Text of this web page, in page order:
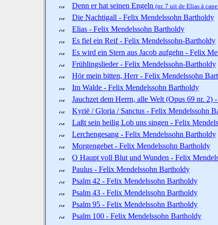
Denn er hat seinen Engeln (nr. 7 uit de Elias à
Die Nachtigall - Felix Mendelssohn Bartholdy
Elias - Felix Mendelssohn Bartholdy
Es fiel ein Reif - Felix Mendelssohn-Bartholdy
Es wird ein Stern aus Jacob aufgehn - Felix
Frühlingslieder - Felix Mendelssohn-Bartholdy
Hör mein bitten, Herr - Felix Mendelssohn
Im Walde - Felix Mendelssohn Bartholdy
Jauchzet dem Herrn, alle Welt (Opus 69 nr. 2)
Kyrië / Gloria / Sanctus - Felix Mendelssohn
Laßt sein heilig Lob uns singen - Felix
Lerchengesang - Felix Mendelssohn Bartholdy
Morgengebet - Felix Mendelssohn Bartholdy
O Haupt voll Blut und Wunden - Felix
Paulus - Felix Mendelssohn Bartholdy
Psalm 42 - Felix Mendelssohn Bartholdy
Psalm 43 - Felix Mendelssohn Bartholdy
Psalm 95 - Felix Mendelssohn Bartholdy
Psalm 100 - Felix Mendelssohn Bartholdy